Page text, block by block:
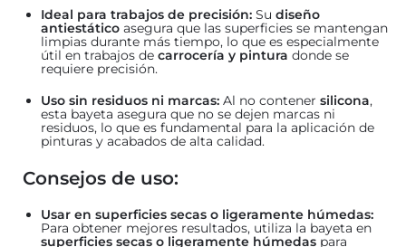
Ideal para trabajos de precisión: Su diseño
antiestático asegura que las superficies se mantengan
limpias durante más tiempo, lo que es especialmente
útil en trabajos de carrocería y pintura donde se
requiere precisión.
Uso sin residuos ni marcas: Al no contener silicona,
esta bayeta asegura que no se dejen marcas ni
residuos, lo que es fundamental para la aplicación de
pinturas y acabados de alta calidad.
Consejos de uso:
Usar en superficies secas o ligeramente húmedas:
Para obtener mejores resultados, utiliza la bayeta en
superficies secas o ligeramente húmedas para